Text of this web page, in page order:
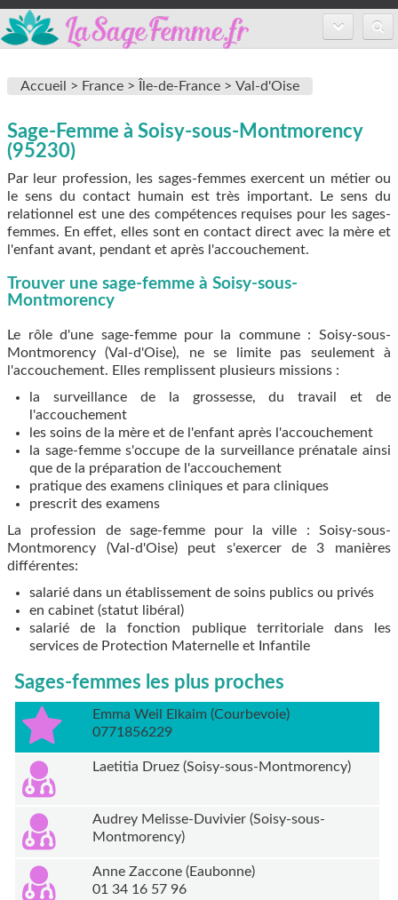
Inscription
FAQ
Accueil > France > Île-de-France > Val-d'Oise
Sage-Femme à Soisy-sous-Montmorency
(95230)
Par leur profession, les sages-femmes exercent un métier ou
le sens du contact humain est très important. Le sens du
relationnel est une des compétences requises pour les sages-
femmes. En effet, elles sont en contact direct avec la mère et
l'enfant avant, pendant et après l'accouchement.
Trouver une sage-femme à Soisy-sous-
Montmorency
Le rôle d'une sage-femme pour la commune : Soisy-sous-
Montmorency (Val-d'Oise), ne se limite pas seulement à
l'accouchement. Elles remplissent plusieurs missions :
la surveillance de la grossesse, du travail et de
l'accouchement
les soins de la mère et de l'enfant après l'accouchement
la sage-femme s'occupe de la surveillance prénatale ainsi
que de la préparation de l'accouchement
pratique des examens cliniques et para cliniques
prescrit des examens
La profession de sage-femme pour la ville : Soisy-sous-
Montmorency (Val-d'Oise) peut s'exercer de 3 manières
différentes:
salarié dans un établissement de soins publics ou privés
en cabinet (statut libéral)
salarié de la fonction publique territoriale dans les
services de Protection Maternelle et Infantile
Sages-femmes les plus proches
Emma Weil Elkaim (Courbevoie)
0771856229
Laetitia Druez (Soisy-sous-Montmorency)
Audrey Melisse-Duvivier (Soisy-sous-
Montmorency)
Anne Zaccone (Eaubonne)
01 34 16 57 96